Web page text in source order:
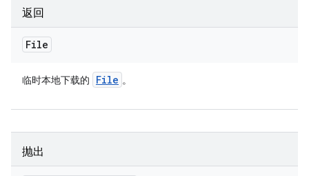
返回
File
临时本地下载的 File 。
抛出